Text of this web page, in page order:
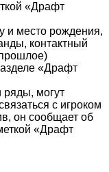
«Драфт
и место рождения,
контактный
«Драфт
могут
с игроком
он сообщает об
«Драфт